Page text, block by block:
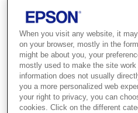
T7200D
במיוחד ברוחב
להזנה של שני
המשלבת
מעולה
When you visit any website, it
on your browser, mostly in the
might be about you, your
mostly used to make the site
information does not usually
you a more personalized web
your right to privacy, you can
cookies. Click on the different